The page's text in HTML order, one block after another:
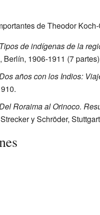
de Theodor
Tipos de indígenas de la
Berlín, 1906-1911 (7
años con los Indios:
Roraima al Orinoco.
y Schröder,